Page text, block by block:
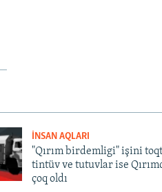
İNSAN AQLARI
"Qırım birdemligi" işini
tintüv ve tutuvlar ise
çoq oldı